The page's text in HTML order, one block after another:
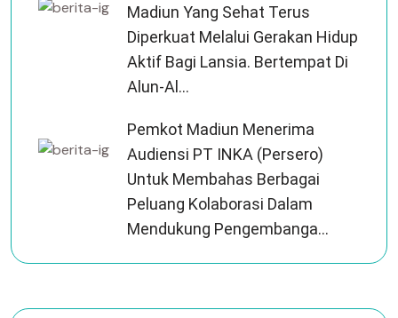
Madiun Yang Sehat Terus
Diperkuat Melalui Gerakan Hidup
Aktif Bagi Lansia. Bertempat Di
Alun-Al...
Pemkot Madiun Menerima
Audiensi PT INKA (Persero)
Untuk Membahas Berbagai
Peluang Kolaborasi Dalam
Mendukung Pengembanga...